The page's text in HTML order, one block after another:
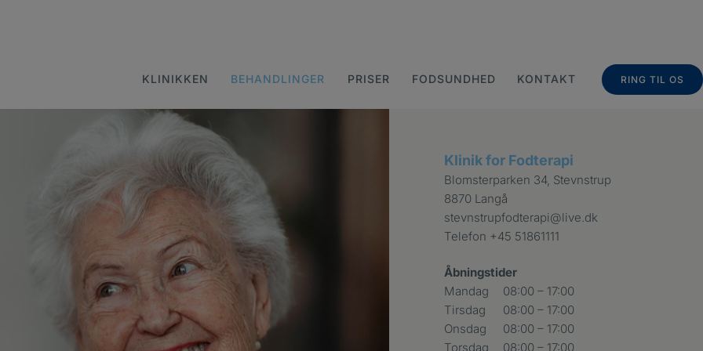
KLINIKKEN BEHANDLINGER PRISER FODSUNDHED KONTAKT RING TIL OS
Klinik for Fodterapi
Blomsterparken 34, Stevnstrup
8870 Langå
stevnstrupfodterapi@live.dk
Telefon +45 51861111
Åbningstider
Mandag
08:00 – 17:00
Tirsdag
08:00 – 17:00
Onsdag
08:00 – 17:00
Torsdag
08:00 – 17:00